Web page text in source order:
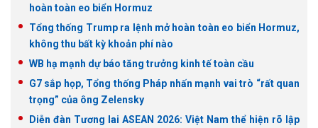
hoàn toàn eo biển Hormuz
Tổng thống Trump ra lệnh mở hoàn toàn eo biển Hormuz,
không thu bất kỳ khoản phí nào
WB hạ mạnh dự báo tăng trưởng kinh tế toàn cầu
G7 sắp họp, Tổng thống Pháp nhấn mạnh vai trò “rất quan
trọng” của ông Zelensky
Diễn đàn Tương lai ASEAN 2026: Việt Nam thể hiện rõ lập